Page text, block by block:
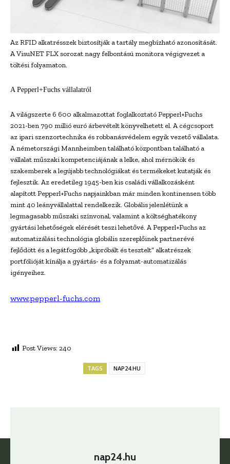
Az RFID alkatrésszek biztosítják a tartály megbízható azonosítását.
A VisuNET FLX sorozat nagy felbontású monitora végigvezet a
töltési folyamaton.
A Pepperl+Fuchs vállalatról
A világszerte 6 600 alkalmazottat foglalkoztató Pepperl+Fuchs
2021-ben 790 millió euró árbevételt könyvelhetett el. A cégcsoport
az ipari szenzortechnika és robbanásvédelem egyik vezető vállalata.
A németországi Mannheimben található központban található a
vállalat műszaki kompetenciájának a lelke, ahol mérnökök és
szakemberek a legújabb technológiákat és termékeket kutatják és
fejlesztik. Az eredetileg 1945-ben kis családi vállalkozásként
alapított Pepperl+Fuchs napjainkban már minden kontinensen több
mint 40 leányvállalattal rendelkezik. Globális jelenlétünk a
legmagasabb műszaki színvonal, valamint a költséghatékony
gyártási lehetőségek elérését teszi lehetővé. A Pepperl+Fuchs az
automatizálási technológia globális szereplőinek partnerévé
fejlődött és a legátfogóbb „kipróbált és tesztelt” alkatrészek
portfólióját kínálja a gyártás- és a folyamat-automatizálás
igényeihez.
www.pepperl-fuchs.com
Post Views: 240
TAGS NAP24.HU
nap24.hu